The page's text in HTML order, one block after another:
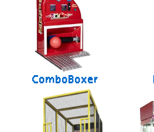
ComboBoxer